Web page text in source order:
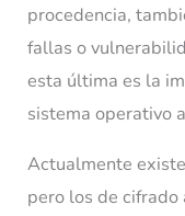
procedencia,
fallas o
esta última es la
sistema operativo
Actualmente
pero los de cifrado